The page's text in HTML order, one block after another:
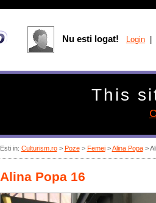
Esti in: Culturism.ro> Poze> Femei>Alina Popa>
Alina Popa 16
Nu esti logat! Login
This